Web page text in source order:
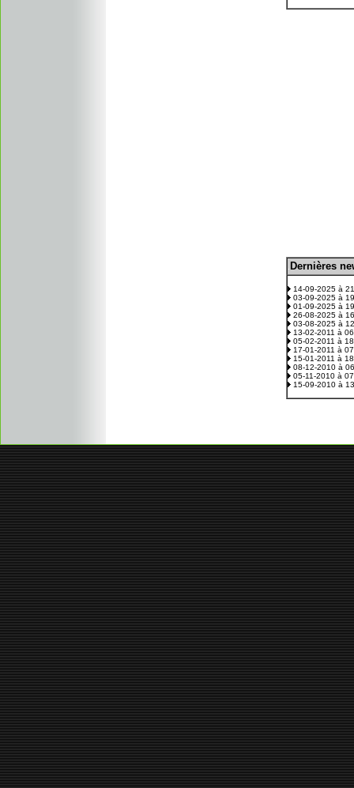
Dernières
14-09-2025 à
03-09-2025 à
01-09-2025 à
26-08-2025 à
03-08-2025 à
13-02-2011 à
05-02-2011 à
17-01-2011 à
15-01-2011 à
08-12-2010 à
05-11-2010 à
15-09-2010 à